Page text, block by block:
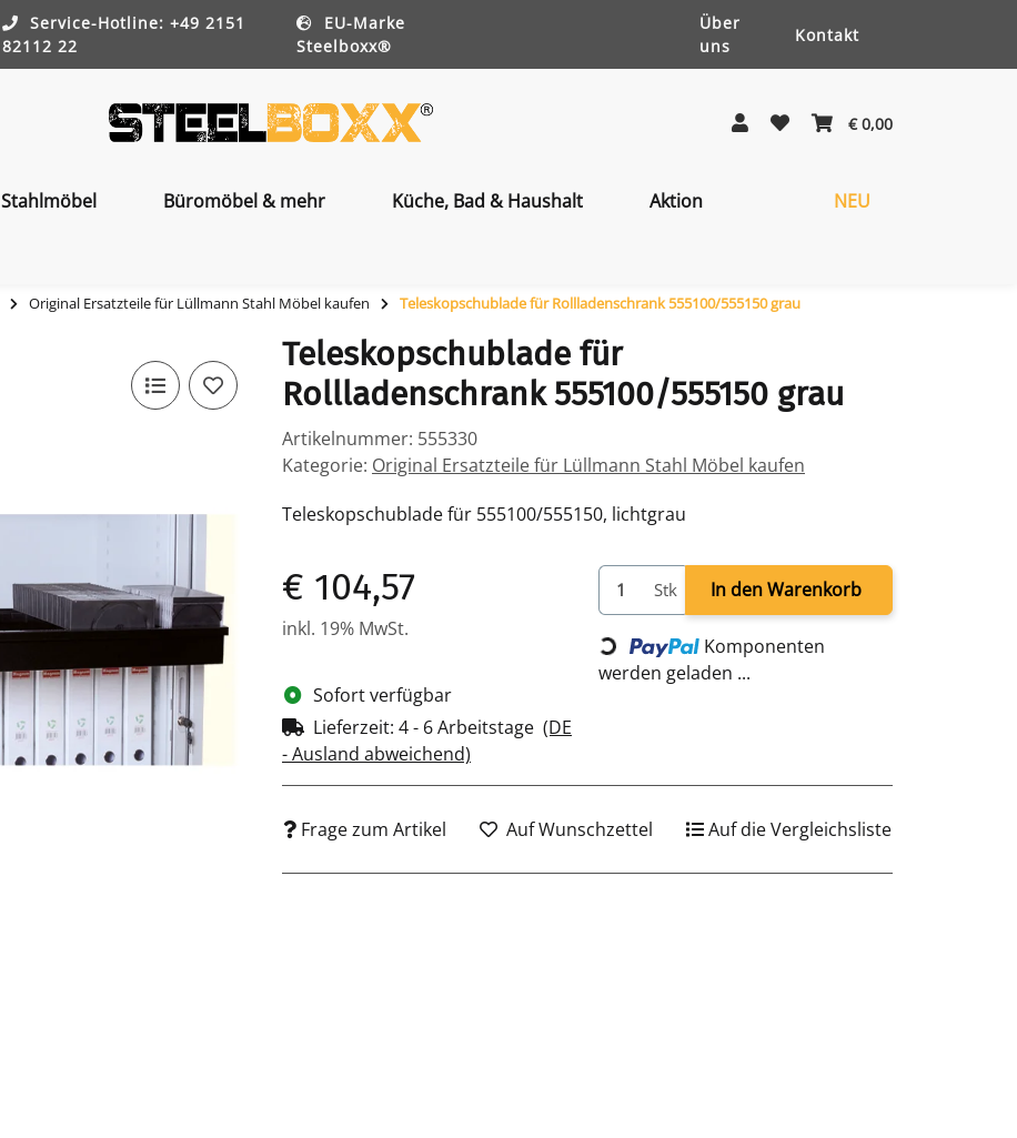
Service-Hotline: +49 2151
82112 22
EU-Marke
Steelboxx®
Über
uns
Kontakt
€ 0,00
Stahlmöbel Büromöbel & mehr Küche, Bad & Haushalt Aktion NEU
Original Ersatzteile für Lüllmann Stahl Möbel kaufen Teleskopschublade für Rollladenschrank 555100/555150 grau
Teleskopschublade für
Rollladenschrank 555100/555150 grau
Artikelnummer: 555330
Kategorie: Original Ersatzteile für Lüllmann Stahl Möbel kaufen
Teleskopschublade für 555100/555150, lichtgrau
€ 104,57
inkl. 19% MwSt.
Sofort verfügbar
Lieferzeit: 4 - 6 Arbeitstage (DE
- Ausland abweichend)
Stk In den Warenkorb
Loading...
Komponenten
werden geladen ...
Frage zum Artikel Auf Wunschzettel Auf die Vergleichsliste